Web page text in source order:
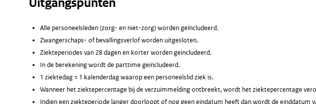
Alle personeelsleden (zorg- en niet-zorg) worden geïncludeerd.
Zwangerschaps- of bevallingsverlof worden uitgesloten.
Ziekteperiodes van 28 dagen en korter worden geincludeerd.
In de berekening wordt de parttime geincludeerd.
1 ziektedag = 1 kalenderdag waarop een personeelslid ziek is.
Wanneer het ziektepercentage bij de verzuimmelding ontbreekt, wordt het ziektepercentage
Indien een ziekteperiode langer doorloopt of nog geen eindatum heeft dan wordt de einddatum